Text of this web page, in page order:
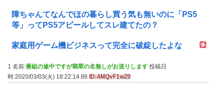
障ちゃんてなんでほの暮らし買う気も無いのに「PS5
等」ってPS5アピールしてスレ建てたの？
家庭用ゲーム機ビジネスって完全に破綻したよな
1 名前:番組の途中ですが翡翠の名無しがお送りします 投稿日
時:2020/03/03(火) 18:22:14.86
ID:4MQvF1wZ0